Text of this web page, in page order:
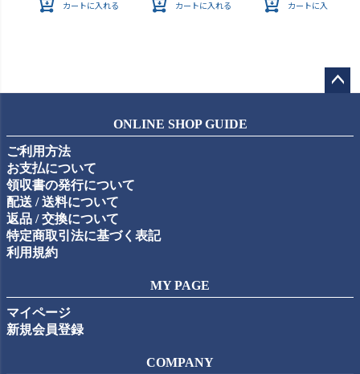
カートに入れる カートに入れる カートに入れる
ップ
ONLINE SHOP GUIDE
ご利用方法
お支払について
領収書の発行について
配送 / 送料について
返品 / 交換について
特定商取引法に基づく表記
利用規約
MY PAGE
マイページ
新規会員登録
COMPANY